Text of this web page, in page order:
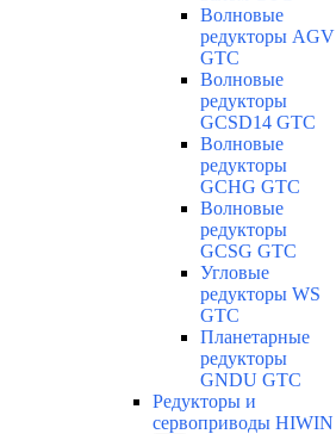
Волновые
редукторы AGV
GTC
Волновые
редукторы
GCSD14 GTC
Волновые
редукторы
GCHG GTC
Волновые
редукторы
GCSG GTC
Угловые
редукторы WS
GTC
Планетарные
редукторы
GNDU GTC
Редукторы и
сервоприводы HIWIN